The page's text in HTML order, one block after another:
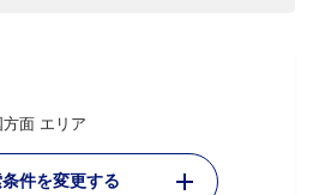
面 エリア
件を変更する